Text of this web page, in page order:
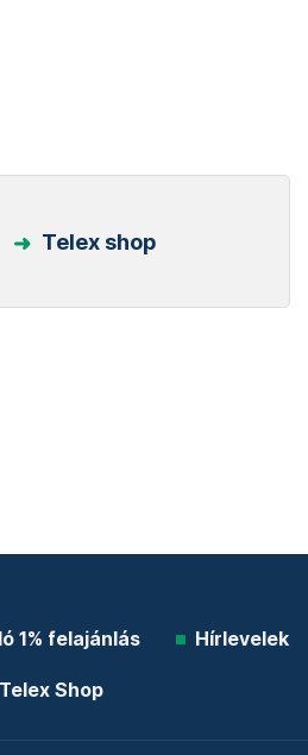
Telex shop
1% felajánlás Hírlevelek
Telex Shop